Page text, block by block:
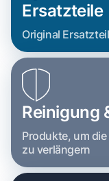
Ersatzteile
Original
Reinigung
Produkte, um
zu verlängern